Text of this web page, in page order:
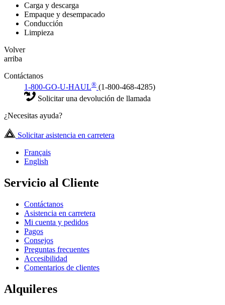
Carga y descarga
Empaque y desempacado
Conducción
Limpieza
Volver
arriba
Contáctanos
1-800-GO-U-HAUL® (1-800-468-4285)
Solicitar una devolución de llamada
¿Necesitas ayuda?
Solicitar asistencia en carretera
Français
English
Servicio al Cliente
Contáctanos
Asistencia en carretera
Mi cuenta y pedidos
Pagos
Consejos
Preguntas frecuentes
Accesibilidad
Comentarios de clientes
Alquileres